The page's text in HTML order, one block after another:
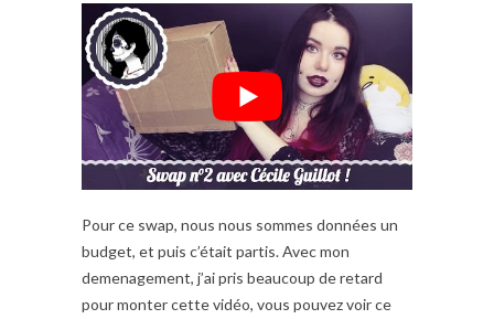
Pour ce swap, nous nous sommes données un
budget, et puis c’était partis. Avec mon
demenagement, j’ai pris beaucoup de retard
pour monter cette vidéo, vous pouvez voir ce